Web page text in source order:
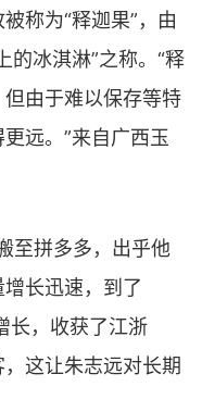
称为“释迦果”，由
的冰淇淋”之称。“释
由于难以保存等特
远。”来自广西玉
至拼多多，出乎他
长迅速，到了
长，收获了江浙
这让朱志远对长期